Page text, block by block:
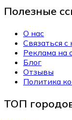
Полезные
О нас
Связаться с
Реклама на
Блог
Отзывы
Политика
ТОП